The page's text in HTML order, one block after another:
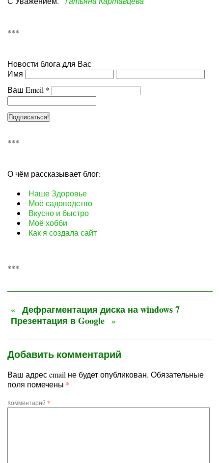
***
Новости блога для Вас
Имя
Ваш Emeil *
***
О чём рассказывает блог:
Наше Здоровье
Моё садоводство
Вкусно и быстро
Моё хобби
Как я создала сайт
***
« Дефрагментация диска на windows 7
Презентация в Google »
Добавить комментарий
Ваш адрес email не будет опубликован. Обязательные
поля помечены *
Комментарий *